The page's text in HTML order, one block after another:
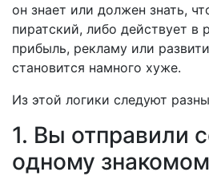
он знает или должен знать,
пиратский, либо действует в
прибыль, рекламу или
становится намного хуже.
Из этой логики следуют
1. Вы отправили
одному